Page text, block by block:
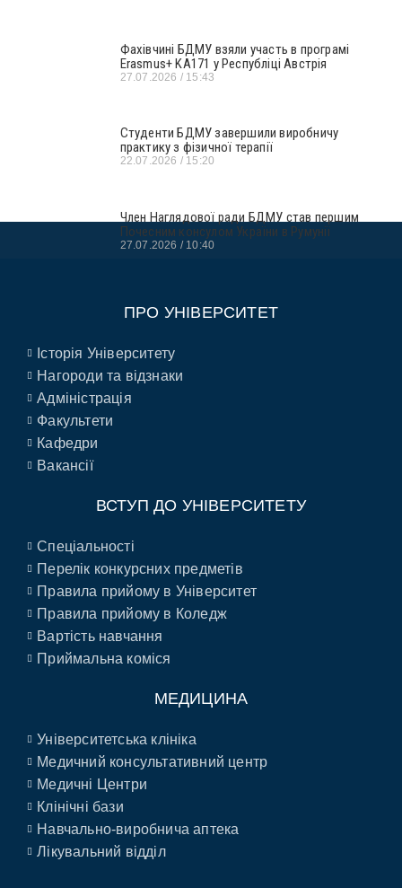
Фахівчині БДМУ взяли участь в програмі
Erasmus+ KA171 у Республіці Австрія
27.07.2026 15:43
Студенти БДМУ завершили виробничу
практику з фізичної терапії
22.07.2026 15:20
Член Наглядової ради БДМУ став першим
Почесним консулом України в Румунії
27.07.2026 10:40
ПРО УНІВЕРСИТЕТ
Історія Університету
Нагороди та відзнаки
Адміністрація
Факультети
Кафедри
Вакансії
ВСТУП ДО УНІВЕРСИТЕТУ
Спеціальності
Перелік конкурсних предметів
Правила прийому в Університет
Правила прийому в Коледж
Вартість навчання
Приймальна коміся
МЕДИЦИНА
Університетська клініка
Медичний консультативний центр
Медичні Центри
Клінічні бази
Навчально-виробнича аптека
Лікувальний відділ